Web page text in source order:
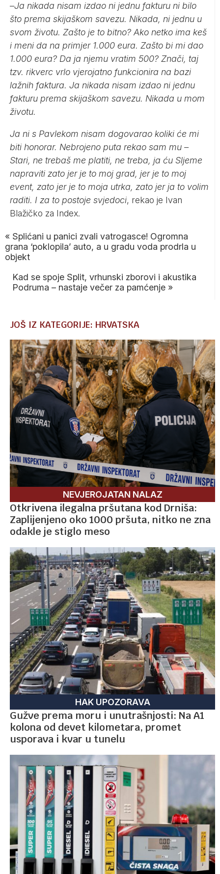
–Ja nikada nisam izdao ni jednu fakturu ni bilo
što prema skijaškom savezu. Nikada, ni jednu u
svom životu. Zašto je to bitno? Ako netko ima keš
i meni da na primjer 1.000 eura. Zašto bi mi dao
1.000 eura? Da ja njemu vratim 500? Znači, taj
tzv. rikverc vrlo vjerojatno funkcionira na bazi
lažnih faktura. Ja nikada nisam izdao ni jednu
fakturu prema skijaškom savezu. Nikada u mom
životu.
Ja ni s Pavlekom nisam dogovarao koliki će mi
biti honorar. Nebrojeno puta rekao sam mu –
Stari, ne trebaš me platiti, ne treba, ja ću Sljeme
napraviti zato jer je to moj grad, jer je to moj
event, zato jer je to moja utrka, zato jer ja to volim
raditi. I za to postoje svjedoci, rekao je Ivan
Blažičko za Index.
« Splićani u panici zvali vatrogasce! Ogromna
grana ‘poklopila’ auto, a u gradu voda prodrla u
objekt
Kad se spoje Split, vrhunski zborovi i akustika
Podruma – nastaje večer za pamćenje »
JOŠ IZ KATEGORIJE: HRVATSKA
NEVJEROJATAN NALAZ
Otkrivena ilegalna pršutana kod Drniša:
Zaplijenjeno oko 1000 pršuta, nitko ne zna
odakle je stiglo meso
HAK UPOZORAVA
Gužve prema moru i unutrašnjosti: Na A1
kolona od devet kilometara, promet
usporava i kvar u tunelu